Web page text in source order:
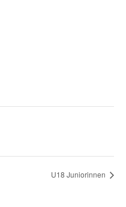
U18 Juniorinnen